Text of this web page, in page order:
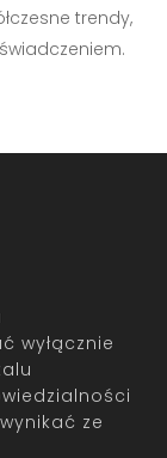
trendy,
wyłącznie
ze